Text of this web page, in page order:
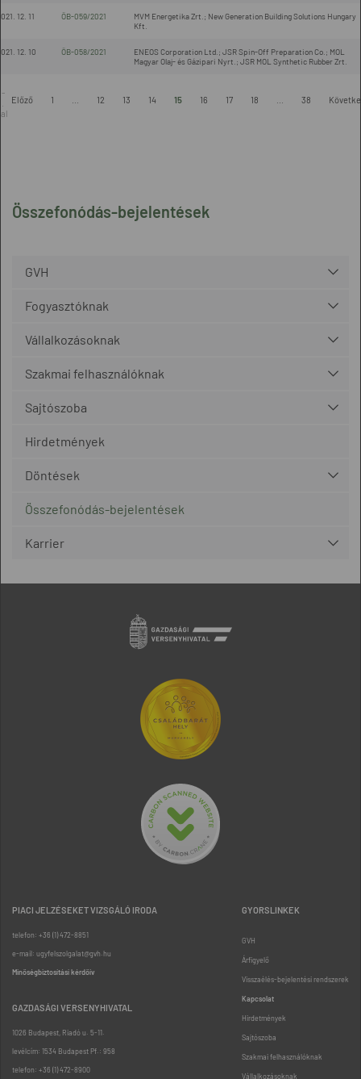
Összefonódás-bejelentések
GVH
Fogyasztóknak
Vállalkozásoknak
Szakmai felhasználóknak
Sajtószoba
Hirdetmények
Döntések
Összefonódás-bejelentések
Karrier
12. 11 ÖB-059/2021
MVM Energetika Zrt.; New Generation Building Solutions Hungary
Kft.
12. 10 ÖB-058/2021
ENEOS Corporation Ltd.; JSR Spin-Off Preparation Co.; MOL
Magyar Olaj- és Gázipari Nyrt.; JSR MOL Synthetic Rubber Zrt.
-
Előző 1 12 13 14 15 16 17 18 38
PIACI JELZÉSEKET VIZSGÁLÓ IRODA
telefon: +36 (1) 472-8851
e-mail: ugyfelszolgalat@gvh.hu
Minőségbiztosítási kérdőív
GAZDASÁGI VERSENYHIVATAL
1026 Budapest, Riadó u. 5-11.
levélcím: 1534 Budapest Pf.: 958
telefon: +36 (1) 472-8900
GYORSLINKEK
GVH
Árfigyelő
Visszaélés-bejelentési rendszerek
Kapcsolat
Hirdetmények
Sajtószoba
Szakmai felhasználóknak
Vállalkozásoknak